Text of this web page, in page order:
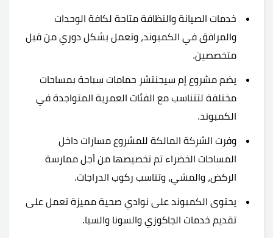
خدمات الصيانة والنظافة متاحة لكافة الوحدات
والمرافق في الكمبوند، وتعمل بشكل دوري من قبل
متخصصين.
يضم مشروع إم سيجنتشر حمامات سباحة بمساحات
مختلفة لتتناسب مع الفئات العمرية المتواجدة في
الكمبوند.
وفرت الشركة المالكة للمشروع مسارات داخل
المساحات الخضراء تم تخصيصها من أجل ممارسة
الركض، والمشي، وتناسب ركوب الدراجات.
يحتوى الكمبوند على نوادي صحية مميزة تعمل على
تقديم خدمات الجاكوزي والسونا والسبا.